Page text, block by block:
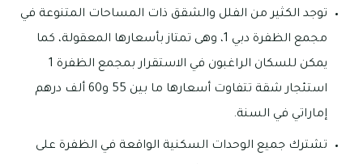
توجد الكثير من الفلل والشقق ذات المساحات المتنوعة في
مجمع الظفرة دبي 1، وهى تمتاز بأسعارها المعقولة، كما
يمكن للسكان الراغبون في الاستقرار بمجمع الظفرة 1
استئجار شقة تتفاوت أسعارها ما بين 55 و60 ألف درهم
إماراتي في السنة.
تشترك جميع الوحدات السكنية الواقعة في الظفرة على